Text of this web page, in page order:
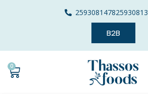
2593081478
B2B
0